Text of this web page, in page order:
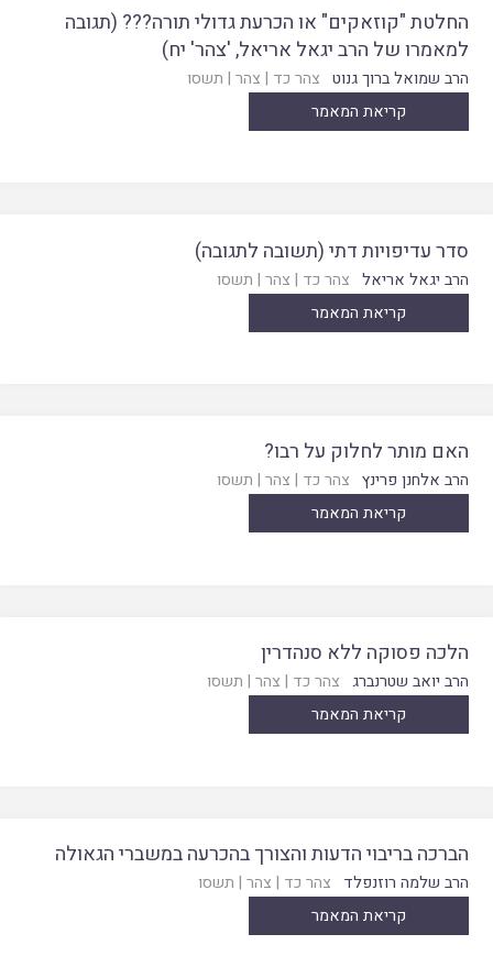
החלטת "קוזאקים" או הכרעת גדולי תורה??? (תגובה
למאמרו של הרב יגאל אריאל, 'צהר' יח)
הרב שמואל ברוך גנוט צהר כד | צהר | תשסו
קריאת המאמר
סדר עדיפויות דתי (תשובה לתגובה)
הרב יגאל אריאל צהר כד | צהר | תשסו
קריאת המאמר
האם מותר לחלוק על רבו?
הרב אלחנן פרינץ צהר כד | צהר | תשסו
קריאת המאמר
הלכה פסוקה ללא סנהדרין
הרב יואב שטרנברג צהר כד | צהר | תשסו
קריאת המאמר
הברכה בריבוי הדעות והצורך בהכרעה במשברי הגאולה
הרב שלמה רוזנפלד צהר כד | צהר | תשסו
קריאת המאמר